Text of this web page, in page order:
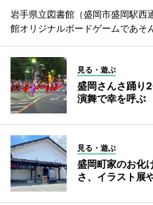
岩手県立図書館（盛岡市盛岡駅西
館オリジナルボードゲームであそ
見る・遊ぶ
盛岡さんさ踊
演舞で幸を呼ぶ
見る・遊ぶ
盛岡町家のお化
さ、イラスト展